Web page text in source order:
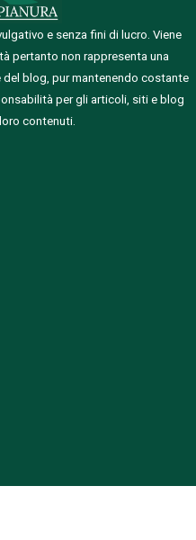
e senza fini di lucro. Viene
pertanto non rappresenta una
del blog, pur mantenendo costante
per gli articoli, siti e blog
contenuti.